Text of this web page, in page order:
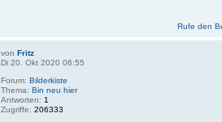
Rufe den
vonFritz
Di 20. Okt 2020 06:55
Forum:Bilderkiste
Thema:Bin neu hier
Antworten: 1
Zugriffe:206333